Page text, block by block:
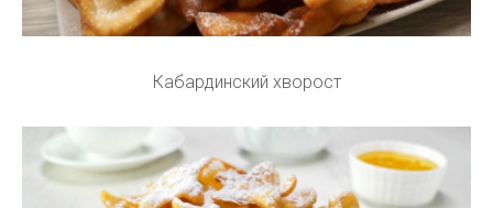
Кабардинский хворост